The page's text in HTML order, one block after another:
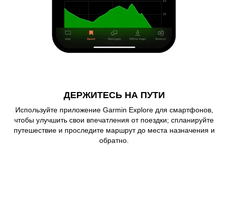
ДЕРЖИТЕСЬ НА ПУТИ
Используйте приложение Garmin Explore для смартфонов,
чтобы улучшить свои впечатления от поездки; спланируйте
путешествие и проследите маршрут до места назначения и
обратно.